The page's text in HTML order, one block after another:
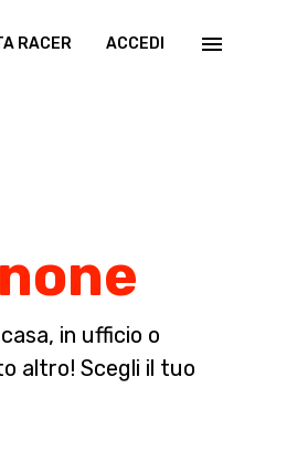
RACER ACCEDI
in ufficio o
altro! Scegli il tuo